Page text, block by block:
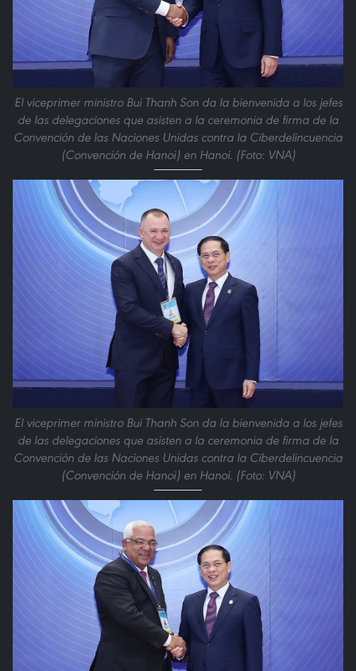
El viceprimer ministro Bui Thanh Son da la bienvenida a los jefes
de las delegaciones que asisten a la ceremonia de firma de la
Convención de las Naciones Unidas contra la Ciberdelincuencia
(Convención de Hanoi) en Hanoi. (Foto: VNA)
El viceprimer ministro Bui Thanh Son da la bienvenida a los jefes
de las delegaciones que asisten a la ceremonia de firma de la
Convención de las Naciones Unidas contra la Ciberdelincuencia
(Convención de Hanoi) en Hanoi. (Foto: VNA)